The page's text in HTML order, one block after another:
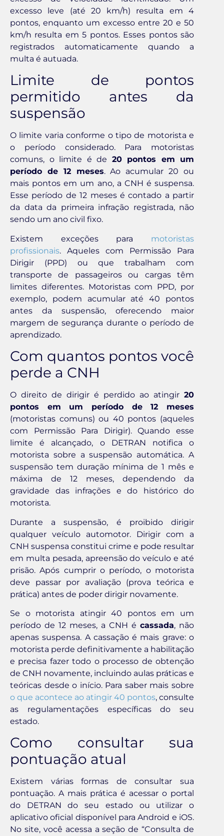
excesso leve (até 20 km/h) resulta em 4
pontos, enquanto um excesso entre 20 e 50
km/h resulta em 5 pontos. Esses pontos são
registrados automaticamente quando a
multa é autuada.
Limite de pontos
permitido antes da
suspensão
O limite varia conforme o tipo de motorista e
o período considerado. Para motoristas
comuns, o limite é de 20 pontos em um
período de 12 meses. Ao acumular 20 ou
mais pontos em um ano, a CNH é suspensa.
Esse período de 12 meses é contado a partir
da data da primeira infração registrada, não
sendo um ano civil fixo.
Existem exceções para motoristas
profissionais. Aqueles com Permissão Para
Dirigir (PPD) ou que trabalham com
transporte de passageiros ou cargas têm
limites diferentes. Motoristas com PPD, por
exemplo, podem acumular até 40 pontos
antes da suspensão, oferecendo maior
margem de segurança durante o período de
aprendizado.
Com quantos pontos você
perde a CNH
O direito de dirigir é perdido ao atingir 20
pontos em um período de 12 meses
(motoristas comuns) ou 40 pontos (aqueles
com Permissão Para Dirigir). Quando esse
limite é alcançado, o DETRAN notifica o
motorista sobre a suspensão automática. A
suspensão tem duração mínima de 1 mês e
máxima de 12 meses, dependendo da
gravidade das infrações e do histórico do
motorista.
Durante a suspensão, é proibido dirigir
qualquer veículo automotor. Dirigir com a
CNH suspensa constitui crime e pode resultar
em multa pesada, apreensão do veículo e até
prisão. Após cumprir o período, o motorista
deve passar por avaliação (prova teórica e
prática) antes de poder dirigir novamente.
Se o motorista atingir 40 pontos em um
período de 12 meses, a CNH é cassada, não
apenas suspensa. A cassação é mais grave: o
motorista perde definitivamente a habilitação
e precisa fazer todo o processo de obtenção
de CNH novamente, incluindo aulas práticas e
teóricas desde o início. Para saber mais sobre
o que acontece ao atingir 40 pontos, consulte
as regulamentações específicas do seu
estado.
Como consultar sua
pontuação atual
Existem várias formas de consultar sua
pontuação. A mais prática é acessar o portal
do DETRAN do seu estado ou utilizar o
aplicativo oficial disponível para Android e iOS.
No site, você acessa a seção de “Consulta de